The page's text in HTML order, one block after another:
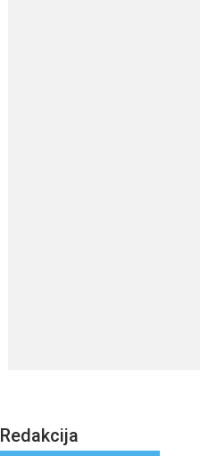
Redakcija